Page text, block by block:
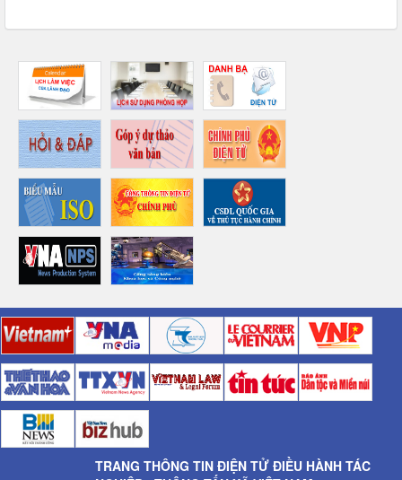
TRANG THÔNG TIN ĐIỆN TỬ ĐIỀU HÀNH TÁC